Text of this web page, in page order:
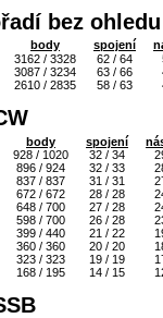
bez
body spojení
3162 / 3328 62 / 64
3087 / 3234 63 / 66
2610 / 2835 58 / 63
body spojení
928 / 1020 32 / 34
896 / 924 32 / 33
837 / 837 31 / 31
672 / 672 28 / 28
648 / 700 27 / 28
598 / 700 26 / 28
399 / 440 21 / 22
360 / 360 20 / 20
323 / 323 19 / 19
168 / 195 14 / 15